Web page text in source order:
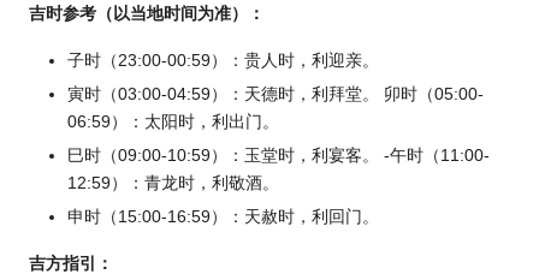
吉时参考（以当地时间为准）：
子时（23:00-00:59）：贵人时，利迎亲。
寅时（03:00-04:59）：天德时，利拜堂。 卯时（05:00-
06:59）：太阳时，利出门。
巳时（09:00-10:59）：玉堂时，利宴客。 -午时（11:00-
12:59）：青龙时，利敬酒。
申时（15:00-16:59）：天赦时，利回门。
吉方指引：